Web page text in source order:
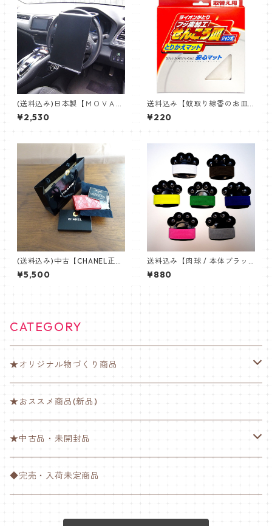
(送料込み)日本製【ＭＯＶＡ認
定ショップ】ハンドレット
【黒色】ハンドル取り付けホ
¥2,530
送料込み【蚊取り線香のお皿
用とりかえマット】ジャンボ
タイプ日本製
¥220
(送料込み)中古【CHANEL正規
品】小物入れ・革レッド【中
古】コインケース・カードケ
¥5,500
送料込み【肉球 / 本体ブラッ
ク】ゆびが楽ちんよ♪【ゆび
楽ちんバンド】
¥880
CATEGORY
★オリジナル物づくり商品
ゆび楽ちんバンド【ノーマル】
ゆび楽ちんバンド【肉球】
ゆび楽ちんバンド【チーバくん】
★おススメ商品(新品)
★中古品・未開封品
衣類
◆完売・入荷未定商品